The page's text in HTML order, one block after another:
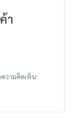
า
วามคิดเห็น